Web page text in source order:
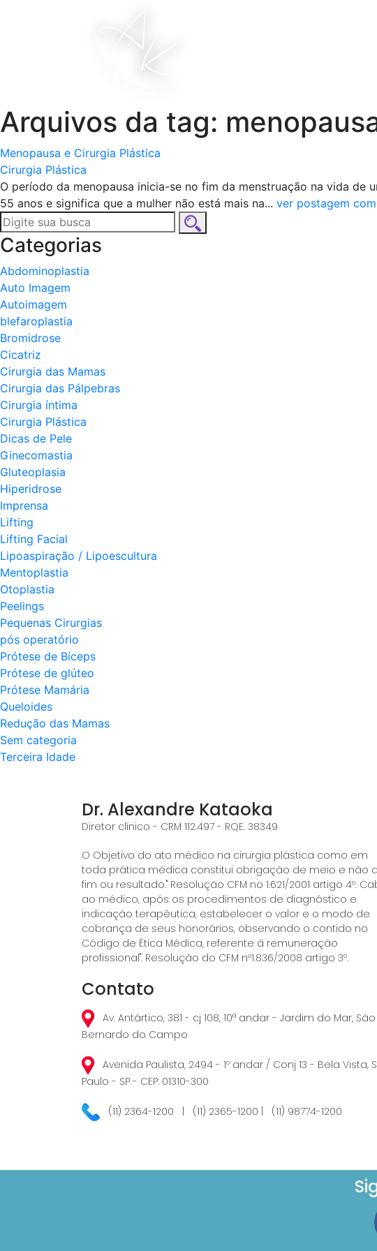
Arquivos da tag:
Menopausa e Cirurgia Plástica
Cirurgia Plástica
O período da menopausa inicia-se no fim da menstruação na vida
55 anos e significa que a mulher não está mais na... ver postagem
Categorias
Abdominoplastia
Auto Imagem
Autoimagem
blefaroplastia
Bromidrose
Cicatriz
Cirurgia das Mamas
Cirurgia das Pálpebras
Cirurgia íntima
Cirurgia Plástica
Dicas de Pele
Ginecomastia
Gluteoplasia
Hiperidrose
Imprensa
Lifting
Lifting Facial
Lipoaspiração / Lipoescultura
Mentoplastia
Otoplastia
Peelings
Pequenas Cirurgias
pós operatório
Prótese de Bíceps
Prótese de glúteo
Prótese Mamária
Queloides
Redução das Mamas
Sem categoria
Terceira Idade
Dr. Alexandre Kataoka
Diretor clínico - CRM 112.497 - RQE. 38349
O Objetivo do ato médico na cirurgia plástica como em
toda prática médica constitui obrigação de meio e não
fim ou resultado." Resolução CFM no 1.621/2001 artigo 4º.
ao médico, após os procedimentos de diagnóstico e
indicação terapêutica, estabelecer o valor e o modo de
cobrança de seus honorários, observando o contido no
Código de Ética Médica, referente à remuneração
profissional". Resolução do CFM nº1.836/2008 artigo 3º.
Contato
Av. Antártico, 381 - cj 108, 10° andar - Jardim do Mar, São
Bernardo do Campo
Avenida Paulista, 2494 - 1º andar / Conj 13 - Bela Vista,
Paulo - SP - CEP: 01310-300
(11) 2364-1200 | (11) 2365-1200 | (11) 98774-1200